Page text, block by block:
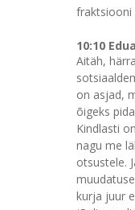
fraktsiooni
10:10
Aitäh,
on asjad,
õigeks
Kindlasti
nagu me
otsustele.
kurja juur